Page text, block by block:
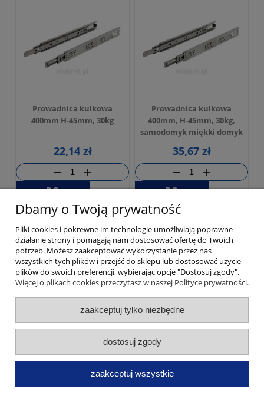
Prowadnica kulkowa
400mm H-45mm, 30kg
22,14 zł
DO
KOSZYKA
Prowadnica kulkowa
400mm, H-45mm, 30kg,
samodomyk miękki domyk
35,67 zł
DO
KOSZYKA
Prowadnica kulkowa
500mm H-45mm, 30kg
Prowadnica kulkowa
500mm, H-45mm, 30kg,
samodomyk miękki domyk
24,48 zł
promocja
Dbamy o Twoją prywatność
Pliki cookies i pokrewne im technologie umożliwiają poprawne
działanie strony i pomagają nam dostosować ofertę do Twoich
potrzeb. Możesz zaakceptować wykorzystanie przez nas
wszystkich tych plików i przejść do sklepu lub dostosować użycie
plików do swoich preferencji, wybierając opcję "Dostosuj zgody".
Więcej o plikach cookies przeczytasz w naszej Polityce prywatności.
zaakceptuj tylko niezbędne
dostosuj zgody
zaakceptuj wszystkie